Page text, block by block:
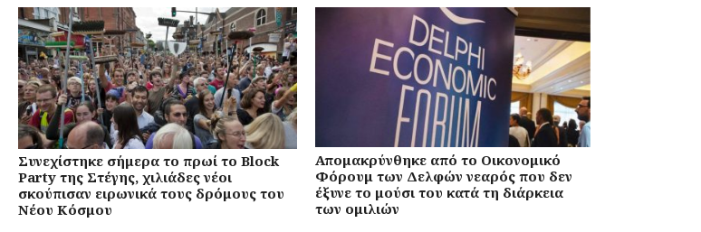
Συνεχίστηκε σήμερα το πρωί το Block
Party της Στέγης, χιλιάδες νέοι
σκούπισαν ειρωνικά τους δρόμους του
Νέου Κόσμου
Απομακρύνθηκε από το Οικονομικό
Φόρουμ των Δελφών νεαρός που δεν
έξυνε το μούσι του κατά τη διάρκεια
των ομιλιών